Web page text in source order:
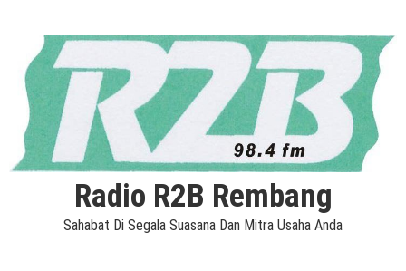
Radio R2B Rembang
Sahabat Di Segala Suasana Dan Mitra Usaha Anda